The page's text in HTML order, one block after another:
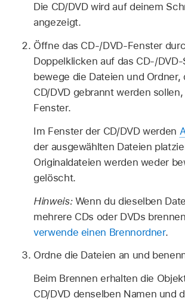
Die CD/DVD wird auf deinem
angezeigt.
Öffne das CD-/DVD-Fenster
Doppelklicken auf das CD-/
bewege die Dateien und Ordner,
CD/DVD gebrannt werden sollen,
Fenster.
Im Fenster der CD/DVD werden
der ausgewählten Dateien
Originaldateien werden weder
gelöscht.
Hinweis: Wenn du dieselben
mehrere CDs oder DVDs
verwende einen Brennordner.
Ordne die Dateien an und
Beim Brennen erhalten die
CD/DVD denselben Namen und